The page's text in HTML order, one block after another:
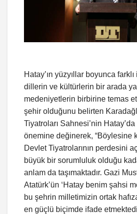
Hatay’ın yüzyıllar boyunca farklı
dillerin ve kültürlerin bir arada
medeniyetlerin birbirine temas
şehir olduğunu belirten
Tiyatroları Sahnesi’nin Hatay’da
önemine değinerek, “Böylesine
Devlet Tiyatrolarının perdesini
büyük bir sorumluluk olduğu
anlam da taşımaktadır. Gazi
Atatürk’ün ‘Hatay benim şahsi
bu şehrin milletimizin ortak
en güçlü biçimde ifade